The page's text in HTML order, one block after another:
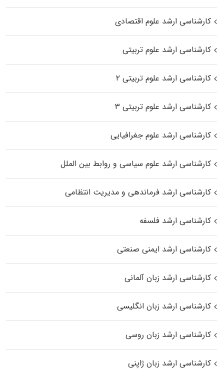
کارشناسی ارشد علوم اقتصادی
کارشناسی ارشد علوم تربیتی
کارشناسی ارشد علوم تربیتی ۲
کارشناسی ارشد علوم تربیتی ۳
کارشناسی ارشد علوم جغرافیایی
کارشناسی ارشد علوم سیاسی و روابط بین الملل
کارشناسی ارشد فرماندهی و مدیریت انتظامی
کارشناسی ارشد فلسفه
کارشناسی ارشد ایمنی صنعتی
کارشناسی ارشد زبان آلمانی
کارشناسی ارشد زبان انگلیسی
کارشناسی ارشد زبان روسی
کارشناسی ارشد زبان ژاپنی